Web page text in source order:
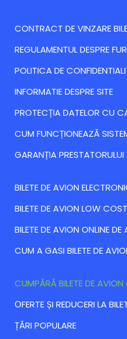
CONTRACT DE VINZARE
REGULAMENTUL DESPRE
POLITICA DE
INFORMATIE DESPRE SITE
PROTECȚIA DATELOR CU
CUM FUNCȚIONEAZĂ
GARANȚIA PRESTATORULUI
BILETE DE AVION
BILETE DE AVION LOW COST
BILETE DE AVION ONLINE
CUM A GASI BILETE DE
CUMPĂRĂ BILETE DE AVION
ОFERTE ȘI REDUCERI LA
ȚĂRI POPULARE